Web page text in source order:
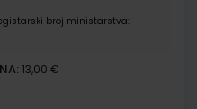
broj ministarstva:
13,00 €